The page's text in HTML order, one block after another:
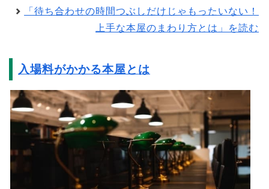
「待ち合わせの時間つぶしだけじゃもったいない！
上手な本屋のまわり方とは」を読む
入場料がかかる本屋とは